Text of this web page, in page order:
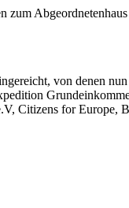
von denen
Citizens for Europe,